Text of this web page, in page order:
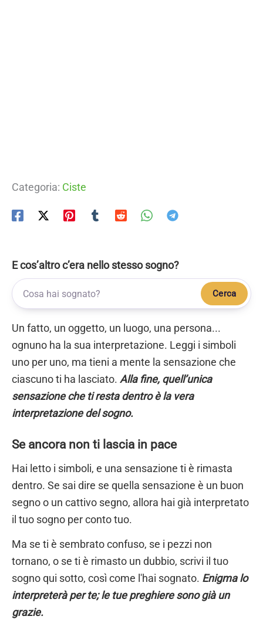
Categoria: Ciste
E cos’altro c’era nello stesso sogno?
Cerca
Un fatto, un oggetto, un luogo, una persona...
ognuno ha la sua interpretazione. Leggi i simboli
uno per uno, ma tieni a mente la sensazione che
ciascuno ti ha lasciato. Alla fine, quell’unica
sensazione che ti resta dentro è la vera
interpretazione del sogno.
Se ancora non ti lascia in pace
Hai letto i simboli, e una sensazione ti è rimasta
dentro. Se sai dire se quella sensazione è un buon
segno o un cattivo segno, allora hai già interpretato
il tuo sogno per conto tuo.
Ma se ti è sembrato confuso, se i pezzi non
tornano, o se ti è rimasto un dubbio, scrivi il tuo
sogno qui sotto, così come l'hai sognato. Enigma lo
interpreterà per te; le tue preghiere sono già un
grazie.